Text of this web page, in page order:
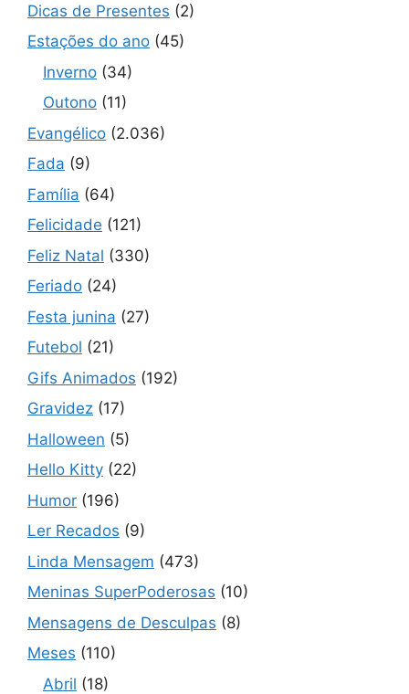
Dicas de Presentes (2)
Estações do ano (45)
Inverno (34)
Outono (11)
Evangélico (2.036)
Fada (9)
Família (64)
Felicidade (121)
Feliz Natal (330)
Feriado (24)
Festa junina (27)
Futebol (21)
Gifs Animados (192)
Gravidez (17)
Halloween (5)
Hello Kitty (22)
Humor (196)
Ler Recados (9)
Linda Mensagem (473)
Meninas SuperPoderosas (10)
Mensagens de Desculpas (8)
Meses (110)
Abril (18)